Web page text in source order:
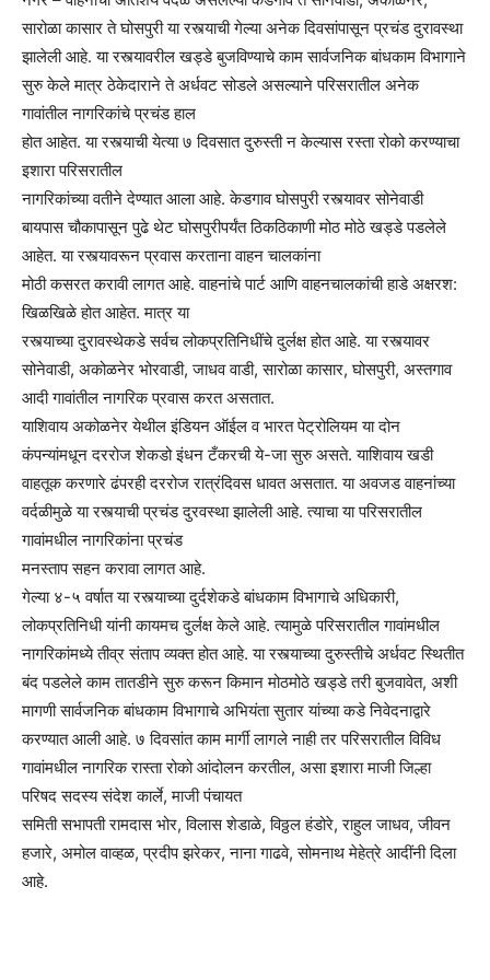
सारोळा कासार ते घोसपुरी या रस्त्याची गेल्या अनेक दिवसांपासून प्रचंड दुरावस्था
झालेली आहे. या रस्त्यावरील खड्डे बुजविण्याचे काम सार्वजनिक बांधकाम विभागाने
सुरु केले मात्र ठेकेदाराने ते अर्धवट सोडले असल्याने परिसरातील अनेक
गावांतील नागरिकांचे प्रचंड हाल
होत आहेत. या रस्त्याची येत्या ७ दिवसात दुरुस्ती न केल्यास रस्ता रोको करण्याचा
इशारा परिसरातील
नागरिकांच्या वतीने देण्यात आला आहे. केडगाव घोसपुरी रस्त्यावर सोनेवाडी
बायपास चौकापासून पुढे थेट घोसपुरीपर्यंत ठिकठिकाणी मोठ मोठे खड्डे पडलेले
आहेत. या रस्त्यावरून प्रवास करताना वाहन चालकांना
मोठी कसरत करावी लागत आहे. वाहनांचे पार्ट आणि वाहनचालकांची हाडे अक्षरश:
खिळखिळे होत आहेत. मात्र या
रस्त्याच्या दुरावस्थेकडे सर्वच लोकप्रतिनिधींचे दुर्लक्ष होत आहे. या रस्त्यावर
सोनेवाडी, अकोळनेर भोरवाडी, जाधव वाडी, सारोळा कासार, घोसपुरी, अस्तगाव
आदी गावांतील नागरिक प्रवास करत असतात.
याशिवाय अकोळनेर येथील इंडियन ऑईल व भारत पेट्रोलियम या दोन
कंपन्यांमधून दररोज शेकडो इंधन टँकरची ये-जा सुरु असते. याशिवाय खडी
वाहतूक करणारे ढंपरही दररोज रात्रंदिवस धावत असतात. या अवजड वाहनांच्या
वर्दळीमुळे या रस्त्याची प्रचंड दुरवस्था झालेली आहे. त्याचा या परिसरातील
गावांमधील नागरिकांना प्रचंड
मनस्ताप सहन करावा लागत आहे.
गेल्या ४-५ वर्षात या रस्त्याच्या दुर्दशेकडे बांधकाम विभागाचे अधिकारी,
लोकप्रतिनिधी यांनी कायमच दुर्लक्ष केले आहे. त्यामुळे परिसरातील गावांमधील
नागरिकांमध्ये तीव्र संताप व्यक्त होत आहे. या रस्त्याच्या दुरुस्तीचे अर्धवट स्थितीत
बंद पडलेले काम तातडीने सुरु करून किमान मोठमोठे खड्डे तरी बुजवावेत, अशी
मागणी सार्वजनिक बांधकाम विभागाचे अभियंता सुतार यांच्या कडे निवेदनाद्वारे
करण्यात आली आहे. ७ दिवसांत काम मार्गी लागले नाही तर परिसरातील विविध
गावांमधील नागरिक रास्ता रोको आंदोलन करतील, असा इशारा माजी जिल्हा
परिषद सदस्य संदेश कार्ले, माजी पंचायत
समिती सभापती रामदास भोर, विलास शेडाळे, विठ्ठल हंडोरे, राहुल जाधव, जीवन
हजारे, अमोल वाव्हळ, प्रदीप झरेकर, नाना गाढवे, सोमनाथ मेहेत्रे आदींनी दिला
आहे.